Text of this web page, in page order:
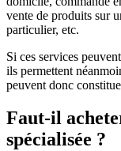
vente de produits sur
particulier, etc.
Si ces services
ils permettent
peuvent donc
Faut-il
spécialisée ?